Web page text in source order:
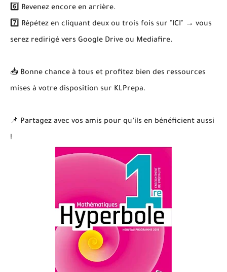
6️⃣ Revenez encore en arrière.
7️⃣ Répétez en cliquant deux ou trois fois sur "ICI" → vous
serez redirigé vers Google Drive ou Mediafire.
📥 Bonne chance à tous et profitez bien des ressources
mises à votre disposition sur KLPrepa.
📌 Partagez avec vos amis pour qu’ils en bénéficient aussi
!